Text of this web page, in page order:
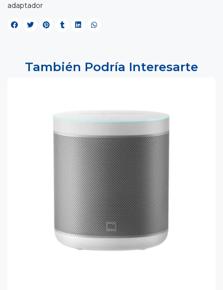
adaptador
También Podría Interesarte